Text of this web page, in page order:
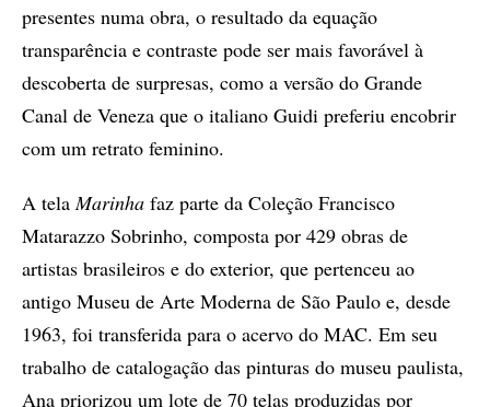
presentes numa obra, o resultado da equação
transparência e contraste pode ser mais favorável à
descoberta de surpresas, como a versão do Grande
Canal de Veneza que o italiano Guidi preferiu encobrir
com um retrato feminino.
A telaMarinha faz parte da Coleção Francisco
Matarazzo Sobrinho, composta por 429 obras de
artistas brasileiros e do exterior, que pertenceu ao
antigo Museu de Arte Moderna de São Paulo e, desde
1963, foi transferida para o acervo do MAC. Em seu
trabalho de catalogação das pinturas do museu paulista,
Ana priorizou um lote de 70 telas produzidas por